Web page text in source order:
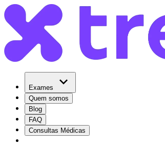
Exames
Quem somos
Blog
FAQ
Consultas Médicas